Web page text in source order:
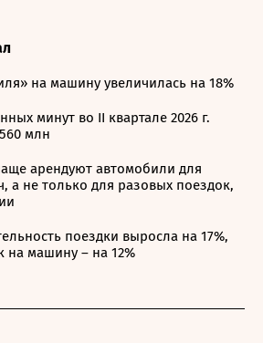
на машину увеличилась на 18%
минут во II квартале 2026 г.
млн
арендуют автомобили для
а не только для разовых поездок,
поездки выросла на 17%,
на машину – на 12%